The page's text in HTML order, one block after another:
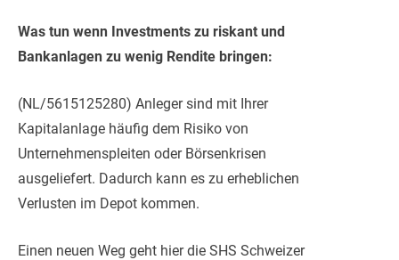
Was tun wenn Investments zu riskant und
Bankanlagen zu wenig Rendite bringen:
(NL/5615125280) Anleger sind mit Ihrer
Kapitalanlage häufig dem Risiko von
Unternehmenspleiten oder Börsenkrisen
ausgeliefert. Dadurch kann es zu erheblichen
Verlusten im Depot kommen.
Einen neuen Weg geht hier die SHS Schweizer